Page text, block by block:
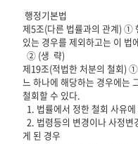
제5조(다른 법률과의 관계) ①
있는 경우를 제외하고는 이 법
제19조(적법한 처분의 철회)
느 하나에 해당하는 경우에는
철회할 수 있다.
게 된 경우